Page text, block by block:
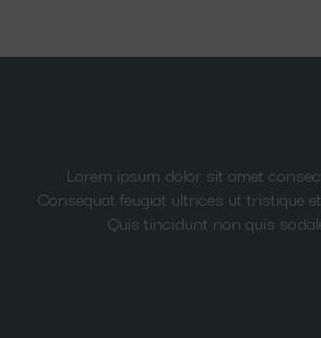
Lorem ipsum dolor sit amet
Consequat feugiat ultrices ut tristique
Quis tincidunt non quis